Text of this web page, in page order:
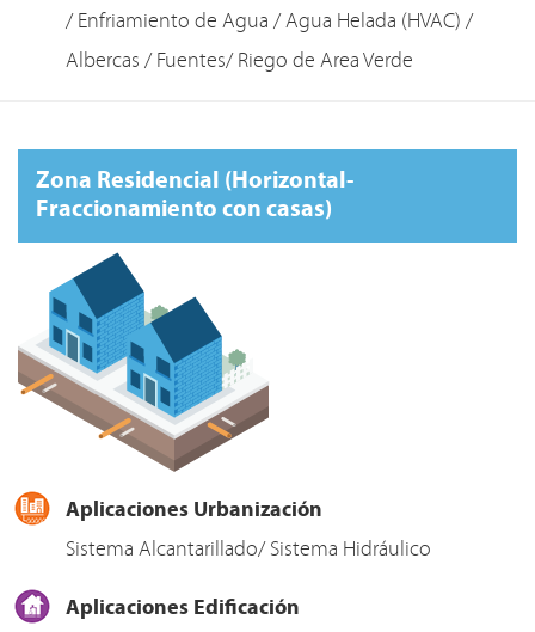
/ Enfriamiento de Agua / Agua Helada (HVAC) /
Albercas / Fuentes/ Riego de Area Verde
Zona Residencial (Horizontal-
Fraccionamiento con casas)
Aplicaciones Urbanización
Sistema Alcantarillado/ Sistema Hidráulico
Aplicaciones Edificación